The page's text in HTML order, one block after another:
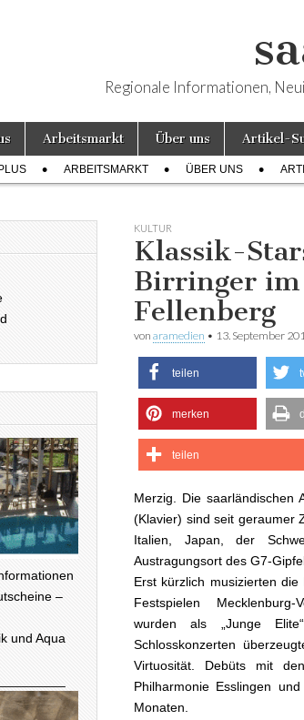
Regionale Informationen,
Arbeitsmarkt Über uns Artikel-
ARBEITSMARKT ÜBER UNS
KULTUR
Klassik-
Birringer im
Fellenberg
von aramedien • 13. September
teilen
merken
teilen
Merzig. Die saarländischen
(Klavier) sind seit geraumer
Italien, Japan, der
Austragungsort des G7-
Erst kürzlich musizierten
Festspielen Mecklenburg-
wurden als „Junge
Schlosskonzerten
Virtuosität. Debüts mit
Philharmonie Esslingen
Monaten.
–
und Aqua